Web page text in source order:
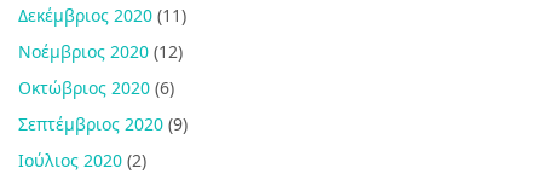
Δεκέμβριος 2020 (11)
Νοέμβριος 2020 (12)
Οκτώβριος 2020 (6)
Σεπτέμβριος 2020 (9)
Ιούλιος 2020 (2)